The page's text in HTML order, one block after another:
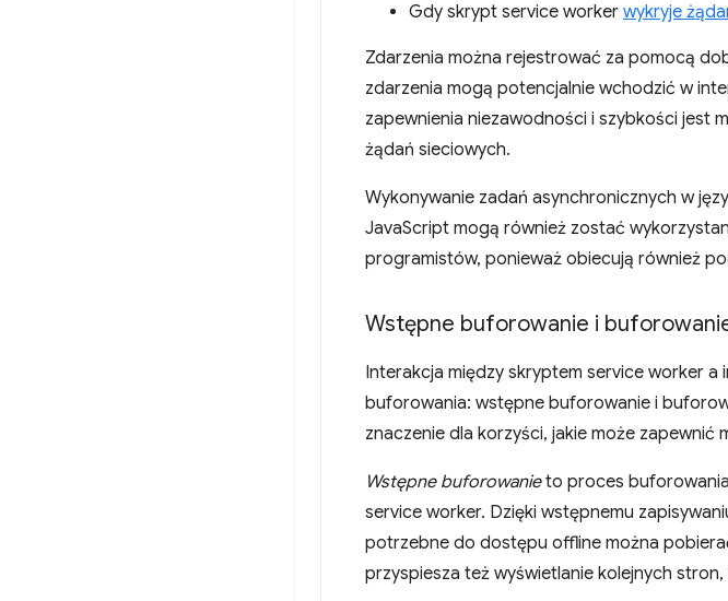
Gdy skrypt service worker wykryje
Zdarzenia można rejestrować za pomocą
zdarzenia mogą potencjalnie wchodzić w
zapewnienia niezawodności i szybkości jest
żądań sieciowych.
Wykonywanie zadań asynchronicznych w
JavaScript mogą również zostać
programistów, ponieważ obiecują również
Wstępne buforowanie i
Interakcja między skryptem service worker a
buforowania: wstępne buforowanie i
znaczenie dla korzyści, jakie może zapewnić
Wstępne buforowanieto proces
service worker. Dzięki wstępnemu
potrzebne do dostępu offline można
przyspiesza też wyświetlanie kolejnych